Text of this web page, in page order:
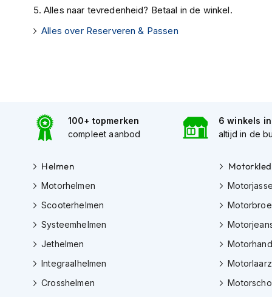
Dames
motorbroeken
motorbroeken
motorbroeken
Leren
motorbroeken
Textiel
motorbroeken
Alles naar tevredenheid? Betaal in de winkel.
Alles over Reserveren & Passen
100+ topmerken
compleet aanbod
6 winkels in
altijd in de
Helmen
Motorhelmen
Scooterhelmen
Systeemhelmen
Jethelmen
Integraalhelmen
Crosshelmen